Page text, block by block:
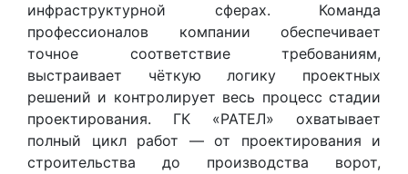
инфраструктурной сферах. Команда
профессионалов компании обеспечивает
точное соответствие требованиям,
выстраивает чёткую логику проектных
решений и контролирует весь процесс стадии
проектирования. ГК «РАТЕЛ» охватывает
полный цикл работ — от проектирования и
строительства до производства ворот,